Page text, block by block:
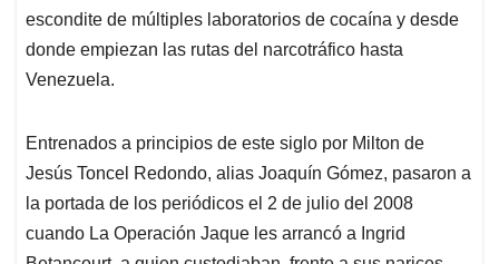
escondite de múltiples laboratorios de cocaína y desde
donde empiezan las rutas del narcotráfico hasta
Venezuela.
Entrenados a principios de este siglo por Milton de
Jesús Toncel Redondo, alias Joaquín Gómez, pasaron a
la portada de los periódicos el 2 de julio del 2008
cuando La Operación Jaque les arrancó a Ingrid